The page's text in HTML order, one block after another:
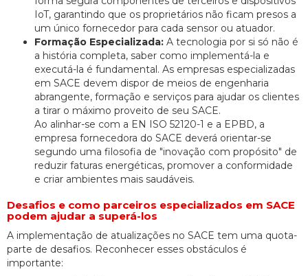
IoT, garantindo que os proprietários não ficam presos a
um único fornecedor para cada sensor ou atuador.
Formação Especializada: A tecnologia por si só não é
a história completa, saber como implementá-la e
executá-la é fundamental. As empresas especializadas
em SACE devem dispor de meios de engenharia
abrangente, formação e serviços para ajudar os clientes
a tirar o máximo proveito de seu SACE.
Ao alinhar-se com a EN ISO 52120-1 e a EPBD, a
empresa fornecedora do SACE deverá orientar-se
segundo uma filosofia de "inovação com propósito" de
reduzir faturas energéticas, promover a conformidade
e criar ambientes mais saudáveis.
Desafios e como parceiros especializados em SACE
podem ajudar a superá-los
A implementação de atualizações no SACE tem uma quota-
parte de desafios. Reconhecer esses obstáculos é
importante: